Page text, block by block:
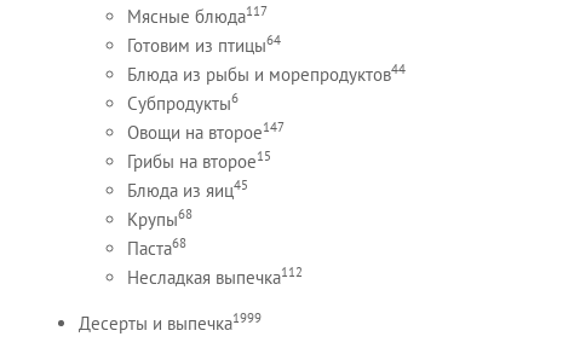
Мясные блюда117
Готовим из птицы64
Блюда из рыбы и морепродуктов44
Субпродукты6
Овощи на второе147
Грибы на второе15
Блюда из яиц45
Крупы68
Паста68
Несладкая выпечка112
Десерты и выпечка1999